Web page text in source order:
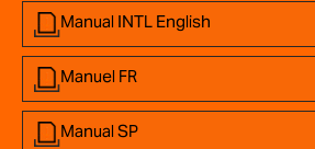
Manual INTL English
Manuel FR
Manual SP